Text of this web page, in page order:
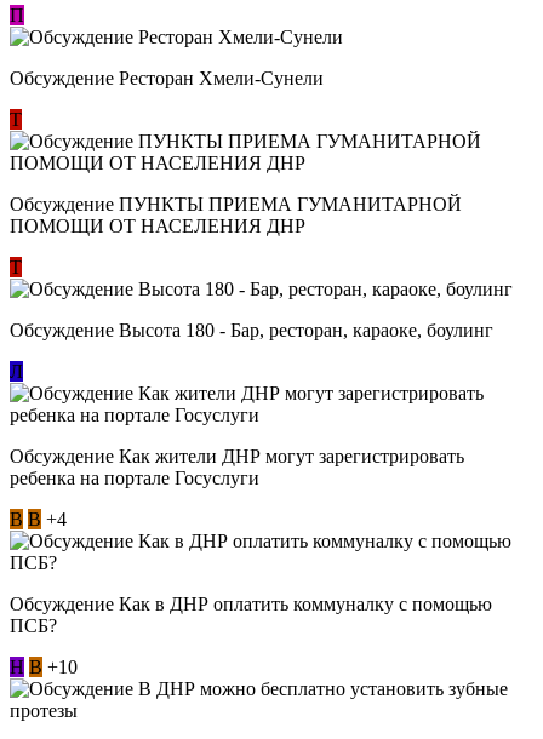
П
Обсуждение Ресторан Хмели-Сунели
Т
Обсуждение ​ПУНКТЫ ПРИЕМА ГУМАНИТАРНОЙ
ПОМОЩИ ОТ НАСЕЛЕНИЯ ДНР
Т
Обсуждение Высота 180 - Бар, ресторан, караоке, боулинг
Л
Обсуждение Как жители ДНР могут зарегистрировать
ребенка на портале Госуслуги
В В +4
Обсуждение Как в ДНР оплатить коммуналку с помощью
ПСБ?
Н В +10